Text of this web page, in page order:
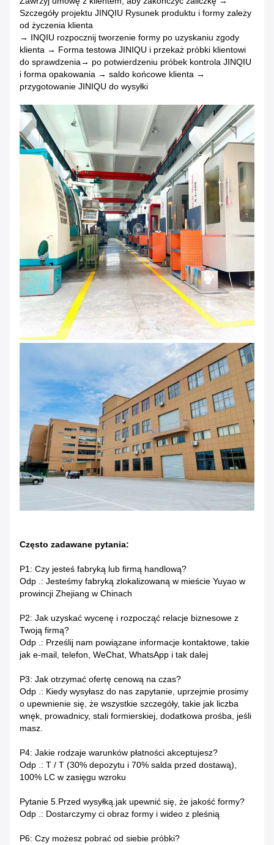
Szczegóły projektu JINQIU Rysunek produktu i formy zależy
od życzenia klienta
→ INQIU rozpocznij tworzenie formy po uzyskaniu zgody
klienta → Forma testowa JINIQU i przekaż próbki klientowi
do sprawdzenia→ po potwierdzeniu próbek kontrola JINQIU
i forma opakowania → saldo końcowe klienta →
przygotowanie JINIQU do wysyłki
Często zadawane pytania:
P1: Czy jesteś fabryką lub firmą handlową?
Odp .: Jesteśmy fabryką zlokalizowaną w mieście Yuyao w
prowincji Zhejiang w Chinach
P2: Jak uzyskać wycenę i rozpocząć relacje biznesowe z
Twoją firmą?
Odp .: Prześlij nam powiązane informacje kontaktowe, takie
jak e-mail, telefon, WeChat, WhatsApp i tak dalej
P3: Jak otrzymać ofertę cenową na czas?
Odp .: Kiedy wysyłasz do nas zapytanie, uprzejmie prosimy
o upewnienie się, że wszystkie szczegóły, takie jak liczba
wnęk, prowadnicy, stali formierskiej, dodatkowa prośba, jeśli
masz.
P4: Jakie rodzaje warunków płatności akceptujesz?
Odp .: T / T (30% depozytu i 70% salda przed dostawą),
100% LC w zasięgu wzroku
Pytanie 5.Przed wysyłką.jak upewnić się, że jakość formy?
Odp .: Dostarczymy ci obraz formy i wideo z pleśnią
P6: Czy możesz pobrać od siebie próbki?